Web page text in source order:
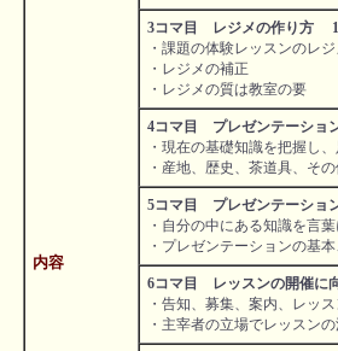
内容
3コマ目 レジメの作り方
・課題の体験レッスンのレ
・レジメの補正
・レジメの質は教室の要
4コマ目 プレゼンテーショ
・現在の基礎知識を把握し
・産地、歴史、茶道具、そ
5コマ目 プレゼンテーショ
・自分の中にある知識を言
・プレゼンテーションの基
6コマ目 レッスンの開催に
・告知、募集、案内、レッ
・主宰者の立場でレッスン